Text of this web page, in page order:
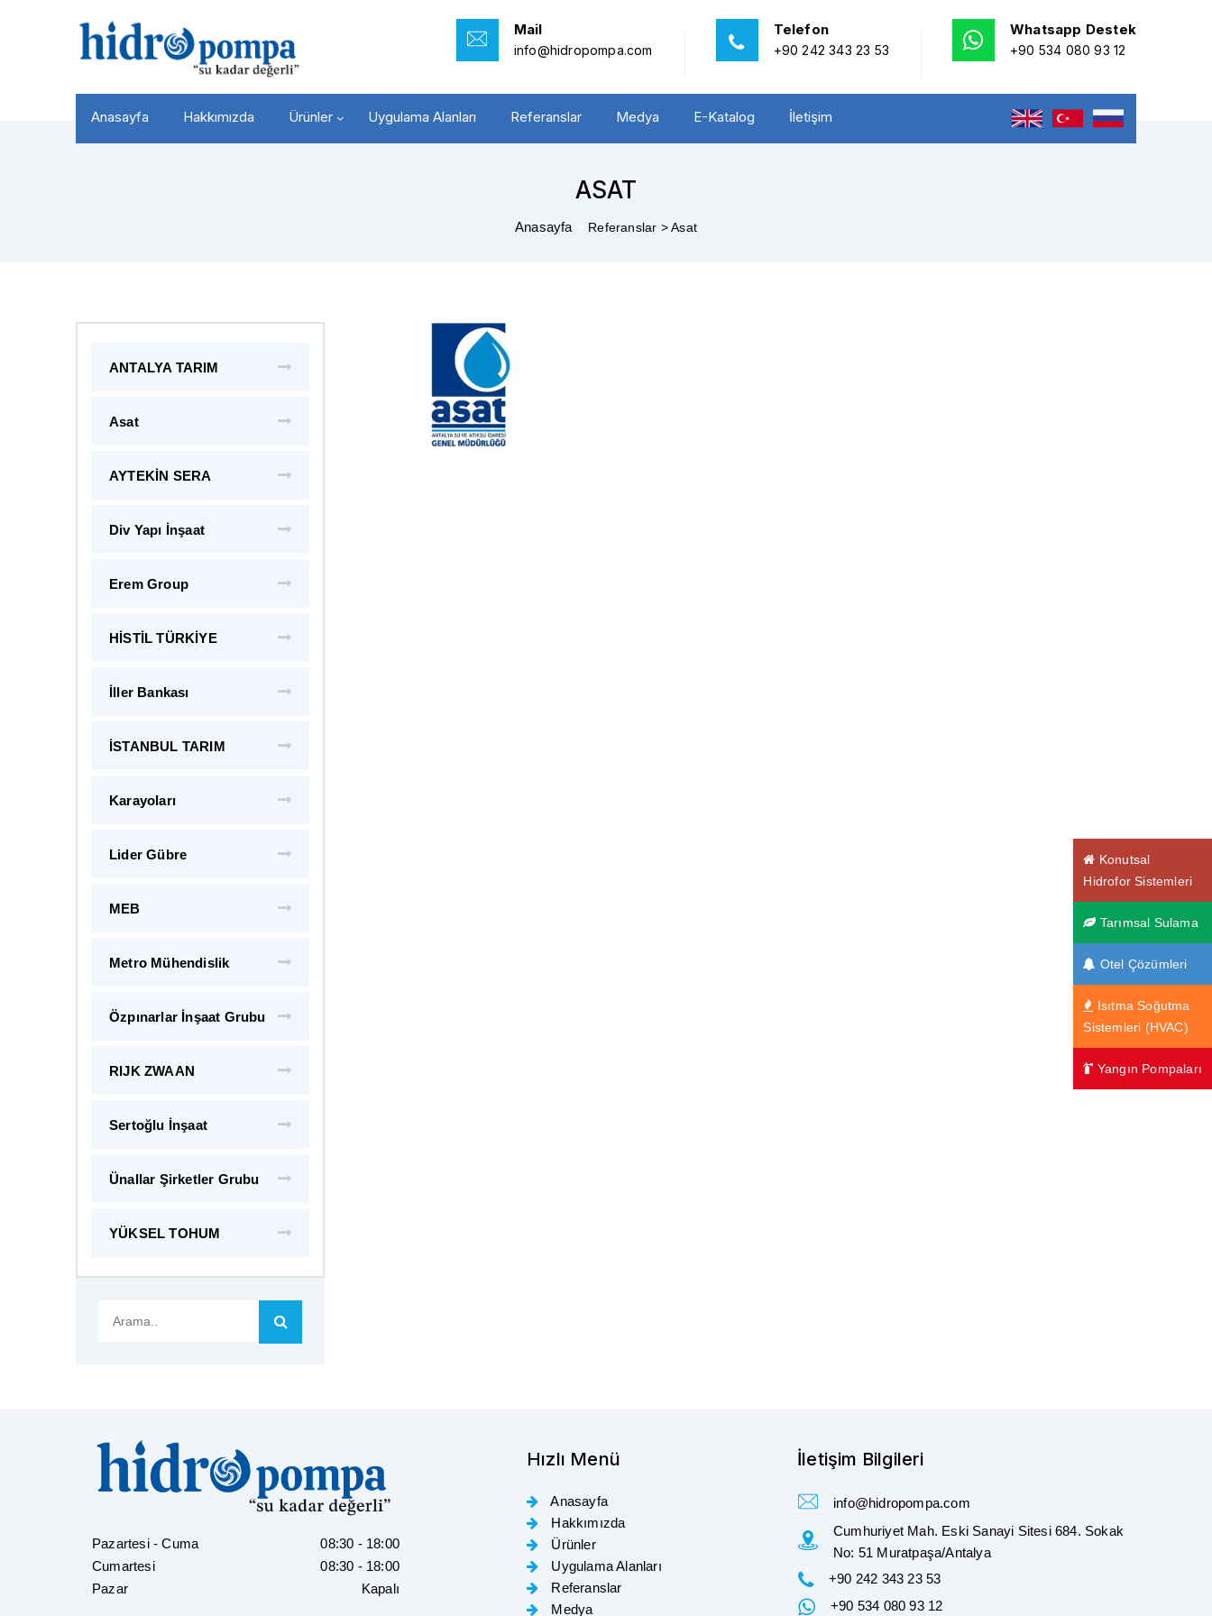
Mail
info@hidropompa.com
Telefon
+90 242 343 23 53
Whatsapp Destek
+90 534 080 93 12
Anasayfa Hakkımızda Ürünler Uygulama Alanları Referanslar Medya E-Katalog İletişim
ASAT
Anasayfa Referanslar >Asat
ANTALYA TARIM
Asat
AYTEKİN SERA
Div Yapı İnşaat
Erem Group
HİSTİL TÜRKİYE
İller Bankası
İSTANBUL TARIM
Karayoları
Lider Gübre
MEB
Metro Mühendislik
Özpınarlar İnşaat Grubu
RIJK ZWAAN
Sertoğlu İnşaat
Ünallar Şirketler Grubu
YÜKSEL TOHUM
Pazartesi - Cuma
08:30 - 18:00
Cumartesi
08:30 - 18:00
Pazar
Kapalı
Hızlı Menü
Anasayfa
Hakkımızda
Ürünler
Uygulama Alanları
Referanslar
Medya
İletişim Bilgileri
info@hidropompa.com
Cumhuriyet Mah. Eski Sanayi Sitesi 684. Sokak
No: 51 Muratpaşa/Antalya
+90 242 343 23 53
+90 534 080 93 12
Konutsal
Hidrofor Sistemleri
Tarımsal Sulama
Otel Çözümleri
Isıtma Soğutma
Sistemleri (HVAC)
Yangın Pompaları